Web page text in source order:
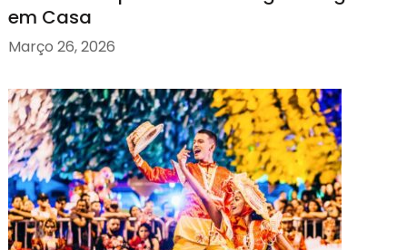
em Casa
Março 26, 2026